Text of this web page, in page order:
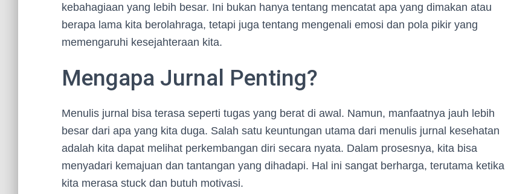
kebahagiaan yang lebih besar. Ini bukan hanya tentang mencatat apa yang dimakan atau
berapa lama kita berolahraga, tetapi juga tentang mengenali emosi dan pola pikir yang
memengaruhi kesejahteraan kita.
Mengapa Jurnal Penting?
Menulis jurnal bisa terasa seperti tugas yang berat di awal. Namun, manfaatnya jauh lebih
besar dari apa yang kita duga. Salah satu keuntungan utama dari menulis jurnal kesehatan
adalah kita dapat melihat perkembangan diri secara nyata. Dalam prosesnya, kita bisa
menyadari kemajuan dan tantangan yang dihadapi. Hal ini sangat berharga, terutama ketika
kita merasa stuck dan butuh motivasi.